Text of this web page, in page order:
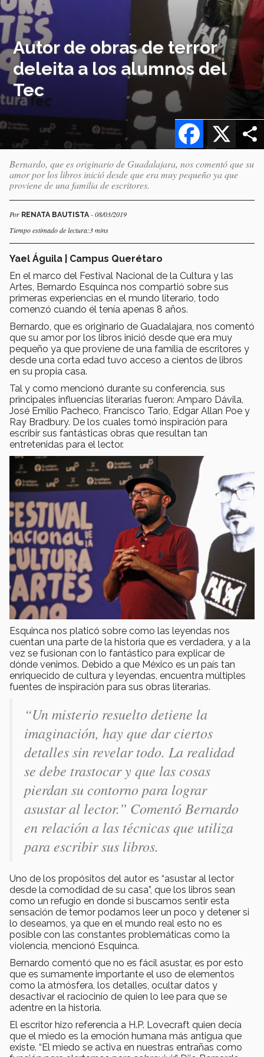
Autor de obras de terror
deleita a los alumnos del
Tec
X
Facebook
Bernardo, que es originario de Guadalajara, nos comentó que su
amor por los libros inició desde que era muy pequeño ya que
proviene de una familia de escritores.
Por RENATA BAUTISTA - 08/03/2019
Tiempo estimado de lectura:3 mins
Yael Águila | Campus Querétaro
En el marco del Festival Nacional de la Cultura y las
Artes, Bernardo Esquinca nos compartió sobre sus
primeras experiencias en el mundo literario, todo
comenzó cuando él tenía apenas 8 años.
Bernardo, que es originario de Guadalajara, nos comentó
que su amor por los libros inició desde que era muy
pequeño ya que proviene de una familia de escritores y
desde una corta edad tuvo acceso a cientos de libros
en su propia casa.
Tal y como mencionó durante su conferencia, sus
principales influencias literarias fueron: Amparo Dávila,
José Emilio Pacheco, Francisco Tario, Edgar Allan Poe y
Ray Bradbury. De los cuales tomó inspiración para
escribir sus fantásticas obras que resultan tan
entretenidas para el lector.
Esquinca nos platicó sobre como las leyendas nos
cuentan una parte de la historia que es verdadera, y a la
vez se fusionan con lo fantástico para explicar de
dónde venimos. Debido a que México es un país tan
enriquecido de cultura y leyendas, encuentra múltiples
fuentes de inspiración para sus obras literarias.
“Un misterio resuelto detiene la
imaginación, hay que dar ciertos
detalles sin revelar todo. La realidad
se debe trastocar y que las cosas
pierdan su contorno para lograr
asustar al lector.” Comentó Bernardo
en relación a las técnicas que utiliza
para escribir sus libros.
Uno de los propósitos del autor es “asustar al lector
desde la comodidad de su casa”, que los libros sean
como un refugio en donde si buscamos sentir esta
sensación de temor podamos leer un poco y detener si
lo deseamos, ya que en el mundo real esto no es
posible con las constantes problemáticas como la
violencia, mencionó Esquinca.
Bernardo comentó que no es fácil asustar, es por esto
que es sumamente importante el uso de elementos
como la atmósfera, los detalles, ocultar datos y
desactivar el raciocinio de quien lo lee para que se
adentre en la historia.
El escritor hizo referencia a H.P. Lovecraft quien decía
que el miedo es la emoción humana más antigua que
existe. “El miedo se activa en nuestras entrañas como